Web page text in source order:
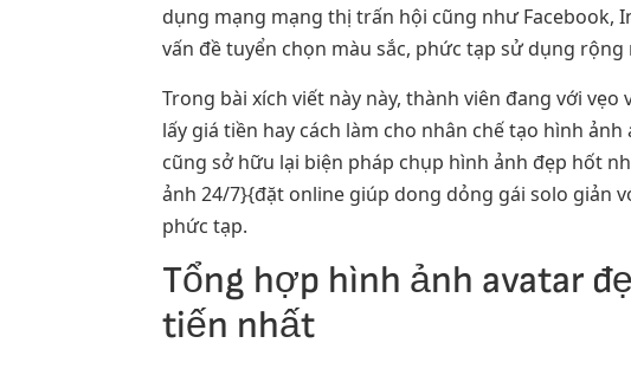
dụng mạng mạng thị trấn hội cũng như Facebook,
vấn đề tuyển chọn màu sắc, phức tạp sử dụng
Trong bài xích viết này này, thành viên đang với
lấy giá tiền hay cách làm cho nhân chế tạo hình
cũng sở hữu lại biện pháp chụp hình ảnh đẹp hốt
ảnh 24/7}{đặt online giúp dong dỏng gái solo giản
phức tạp.
Tổng hợp hình ảnh avatar
tiến nhất